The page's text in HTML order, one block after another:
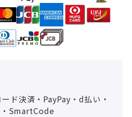
ド決済・PayPay・d払い・
SmartCode